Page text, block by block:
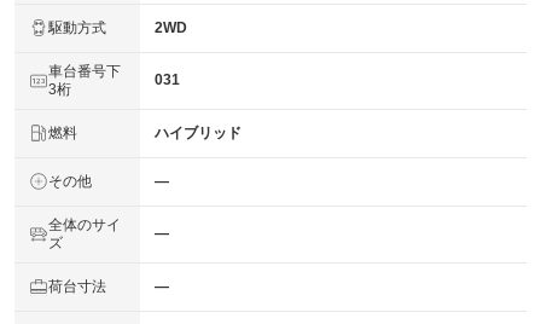
駆動方式 2WD
車台番号下
3桁
031
燃料 ハイブリッド
その他 ―
全体のサイ
ズ
―
荷台寸法 ―